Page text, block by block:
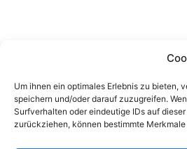
Um ihnen ein optimales Erlebnis zu bieten,
speichern und/oder darauf zuzugreifen.
Surfverhalten oder eindeutige IDs auf
zurückziehen, können bestimmte